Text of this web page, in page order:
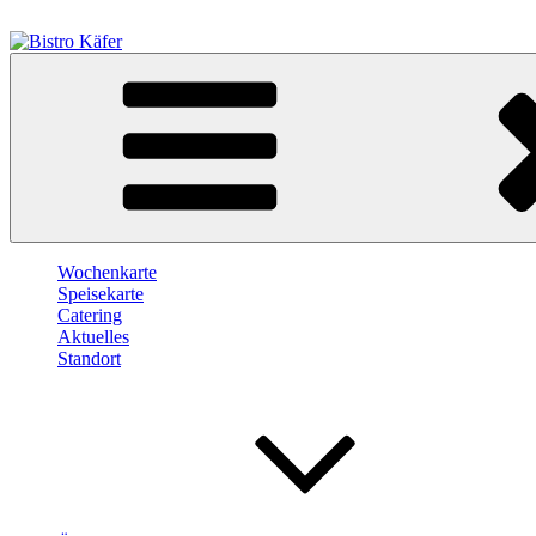
Inhalt
springen
Café – Bistro – Catering
Wochenkarte
Speisekarte
Catering
Aktuelles
Standort